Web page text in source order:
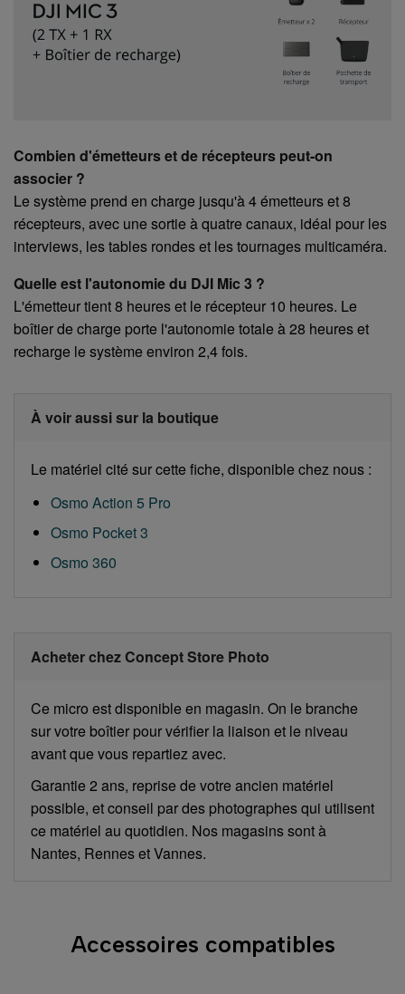
Combien d'émetteurs et de récepteurs peut-on
associer ?
Le système prend en charge jusqu'à 4 émetteurs et 8
récepteurs, avec une sortie à quatre canaux, idéal pour les
interviews, les tables rondes et les tournages multicaméra.
Quelle est l'autonomie du DJI Mic 3 ?
L'émetteur tient 8 heures et le récepteur 10 heures. Le
boîtier de charge porte l'autonomie totale à 28 heures et
recharge le système environ 2,4 fois.
À voir aussi sur la boutique
Le matériel cité sur cette fiche, disponible chez nous :
Osmo Action 5 Pro
Osmo Pocket 3
Osmo 360
Acheter chez Concept Store Photo
Ce micro est disponible en magasin. On le branche
sur votre boîtier pour vérifier la liaison et le niveau
avant que vous repartiez avec.
Garantie 2 ans, reprise de votre ancien matériel
possible, et conseil par des photographes qui utilisent
ce matériel au quotidien. Nos magasins sont à
Nantes, Rennes et Vannes.
Accessoires compatibles